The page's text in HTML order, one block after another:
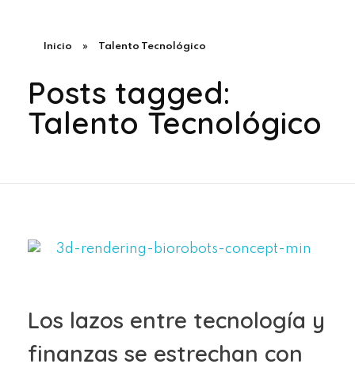
Inicio » Talento Tecnológico
Posts tagged:
Talento Tecnológico
Los lazos entre tecnología y
finanzas se estrechan con